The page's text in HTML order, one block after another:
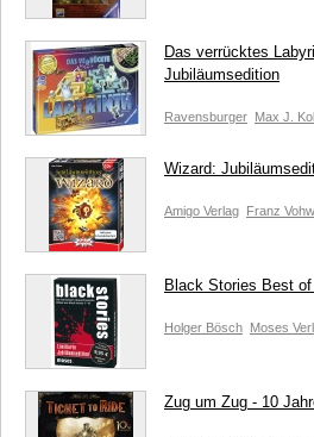
Das verrücktes
Jubiläumsedition
Ravensburger Max J.
Wizard:
Amigo Verlag Franz
Black Stories Best
Holger Bösch Moses
Zug um Zug - 10